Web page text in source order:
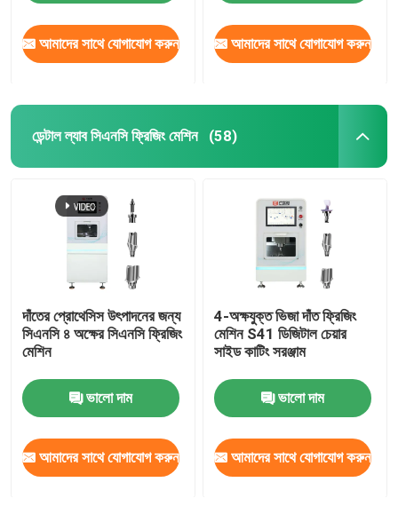
আমাদের সাথে যোগাযোগ করুন আমাদের সাথে যোগাযোগ করুন
ডেন্টাল ল্যাব সিএনসি ফ্রিজিং মেশিন (58)
দাঁতের প্রোথেসিস উৎপাদনের জন্য
সিএনসি ৪ অক্ষের সিএনসি ফ্রিজিং
মেশিন
ভালো দাম
আমাদের সাথে যোগাযোগ করুন
4-অক্ষযুক্ত ভিজা দাঁত ফ্রিজিং
মেশিন S41 ডিজিটাল চেয়ার
সাইড কাটিং সরঞ্জাম
ভালো দাম
আমাদের সাথে যোগাযোগ করুন